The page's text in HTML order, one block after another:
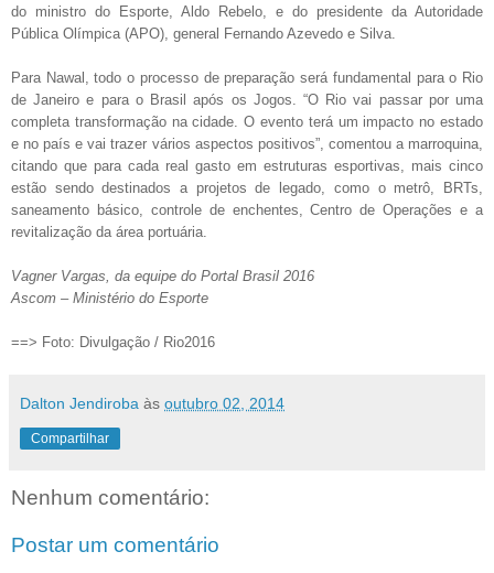
do ministro do Esporte, Aldo Rebelo, e do presidente da Autoridade
Pública Olímpica (APO), general Fernando Azevedo e Silva.
Para Nawal, todo o processo de preparação será fundamental para o Rio
de Janeiro e para o Brasil após os Jogos. “O Rio vai passar por uma
completa transformação na cidade. O evento terá um impacto no estado
e no país e vai trazer vários aspectos positivos”, comentou a marroquina,
citando que para cada real gasto em estruturas esportivas, mais cinco
estão sendo destinados a projetos de legado, como o metrô, BRTs,
saneamento básico, controle de enchentes, Centro de Operações e a
revitalização da área portuária.
Vagner Vargas, da equipe do Portal Brasil 2016
Ascom – Ministério do Esporte
==> Foto: Divulgação / Rio2016
Dalton Jendiroba às outubro 02, 2014
Compartilhar
Nenhum comentário:
Postar um comentário